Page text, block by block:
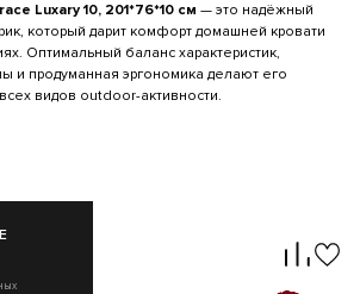
Luxary 10, 201*76*10 см — это надёжный
который дарит комфорт домашней кровати
Оптимальный баланс характеристик,
и продуманная эргономика делают его
видов outdoor-активности.